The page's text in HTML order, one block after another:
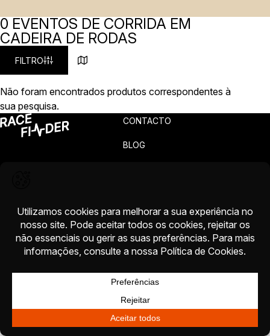
0 EVENTOS DE CORRIDA EM
CADEIRA DE RODAS
FILTRO
Não foram encontrados produtos correspondentes à
sua pesquisa.
CONTACTO
BLOG
RECLAMAÇÕES
CARREIRAS
© 2026 RACEFINDER